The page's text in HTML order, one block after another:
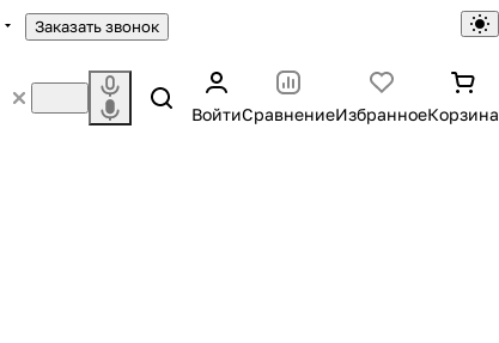
Заказать звонок
ВойтиСравнениеИзбранноеКорзина